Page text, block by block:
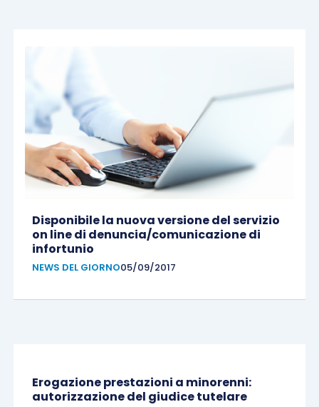
Disponibile la nuova versione del servizio
on line di denuncia/comunicazione di
infortunio
NEWS DEL GIORNO05/09/2017
Erogazione prestazioni a minorenni:
autorizzazione del giudice tutelare